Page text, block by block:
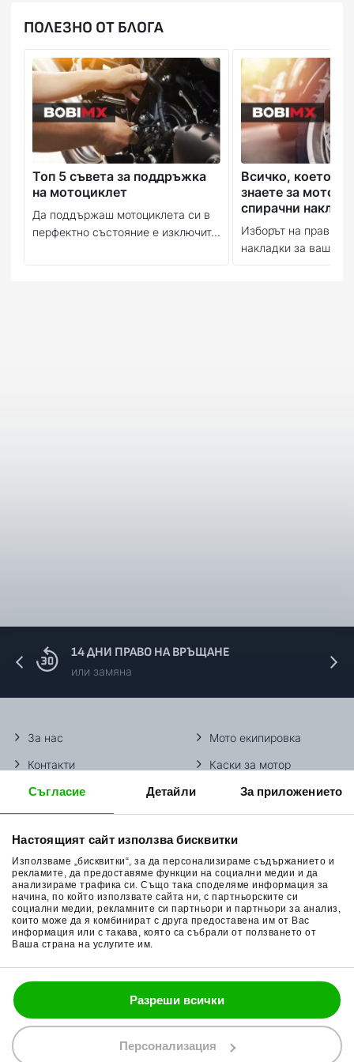
Съгласие Детайли За приложението
Настоящият сайт използва бисквитки
Използваме „бисквитки“, за да персонализираме съдържанието и
рекламите, да предоставяме функции на социални медии и да
анализираме трафика си. Също така споделяме информация за
начина, по който използвате сайта ни, с партньорските си
социални медии, рекламните си партньори и партньори за анализ,
които може да я комбинират с друга предоставена им от Вас
информация или с такава, която са събрали от ползването от
Ваша страна на услугите им.
Разреши всички
Персонализация
ПОЛЕЗНО ОТ БЛОГА
Топ 5 съвета за поддръжка
на мотоциклет
Да поддържаш мотоциклета си в
перфектно състояние е изключит...
Всичко, което
знаете за
спирачни
Изборът на
накладки за вашия
14 ДНИ ПРАВО НА ВРЪЩАНЕ
или замяна
За нас
Контакти
Методи доставка
Начини плащане
Връщане на стока
Общи условия
Поверителност
Политика за бисквитки
Мото екипировка
Каски за мотор
Ботуши за мотор
Гуми за мотор
Очила за мотор
Раници за мотор
Ръкавици за мотор
Части за мотор
088 200 7002
shop@bobimx.com